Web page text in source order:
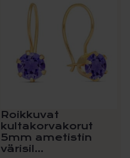
Roikkuvat
kultakorvakorut
5mm ametistin
värisil...